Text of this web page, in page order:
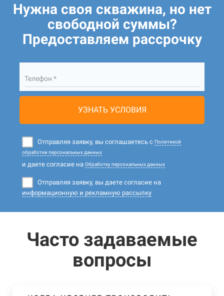
Нужна своя скважина, но нет
свободной суммы?
Предоставляем рассрочку
Телефон *
УЗНАТЬ УСЛОВИЯ
Отправляя заявку, вы соглашаетесь с Политикой
обработки персональных данных
и даете согласие на Обработку персональных данных
Отправляя заявку, вы даете согласие на
информационную и рекламную рассылку
Часто задаваемые
вопросы